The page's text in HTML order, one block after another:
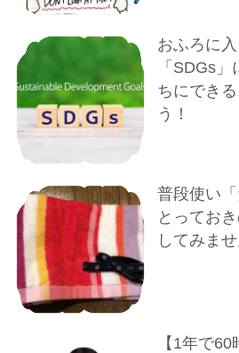
おふろに
「SDGs
ちにでき
う！
普段使い「
とってお
してみま
【1年で